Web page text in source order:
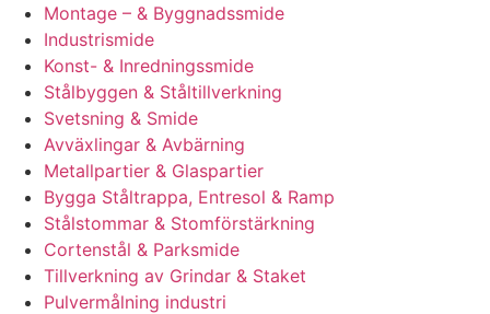
Montage – & Byggnadssmide
Industrismide
Konst- & Inredningssmide
Stålbyggen & Ståltillverkning
Svetsning & Smide
Avväxlingar & Avbärning
Metallpartier & Glaspartier
Bygga Ståltrappa, Entresol & Ramp
Stålstommar & Stomförstärkning
Cortenstål & Parksmide
Tillverkning av Grindar & Staket
Pulvermålning industri